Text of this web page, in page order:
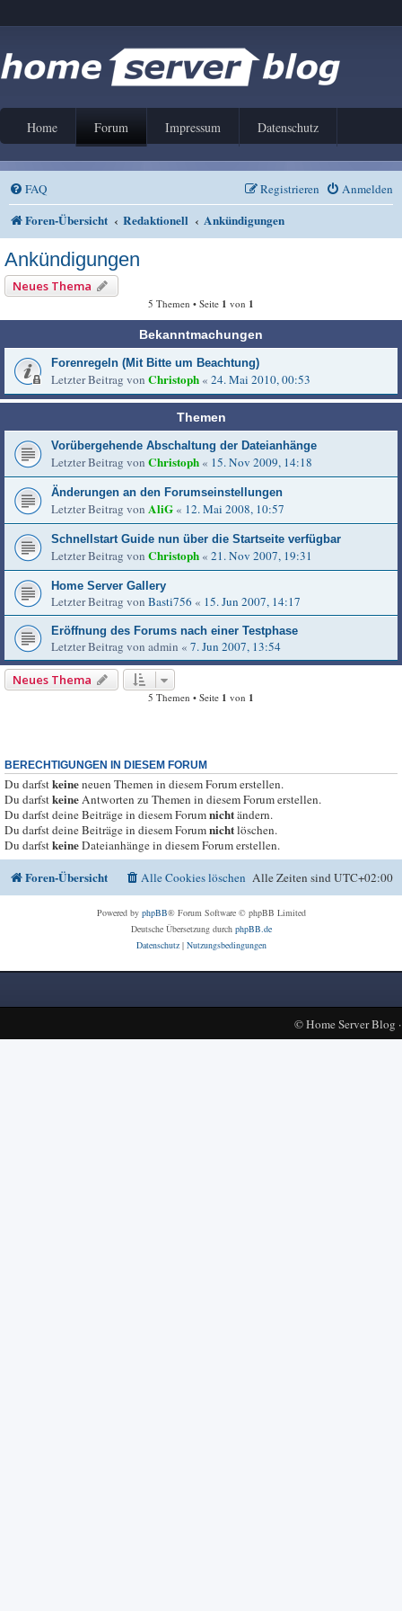
Home Forum Impressum Datenschutz
FAQ Anmelden
Registrieren
Foren-Übersicht Redaktionell Ankündigungen
Ankündigungen
Neues Thema
5 Themen • Seite 1 von 1
Bekanntmachungen
Forenregeln (Mit Bitte um Beachtung)
Letzter Beitrag von Christoph « 24. Mai 2010, 00:53
Themen
Vorübergehende Abschaltung der Dateianhänge
Letzter Beitrag von Christoph « 15. Nov 2009, 14:18
Änderungen an den Forumseinstellungen
Letzter Beitrag von AliG « 12. Mai 2008, 10:57
Schnellstart Guide nun über die Startseite verfügbar
Letzter Beitrag von Christoph « 21. Nov 2007, 19:31
Home Server Gallery
Letzter Beitrag von Basti756 « 15. Jun 2007, 14:17
Eröffnung des Forums nach einer Testphase
Letzter Beitrag von admin « 7. Jun 2007, 13:54
Neues Thema
5 Themen • Seite 1 von 1
BERECHTIGUNGEN IN DIESEM FORUM
Du darfstkeineneuen Themen in diesem Forum erstellen.
Du darfstkeineAntworten zu Themen in diesem Forum erstellen.
Du darfst deine Beiträge in diesem Forumnichtändern.
Du darfst deine Beiträge in diesem Forumnichtlöschen.
Du darfstkeineDateianhänge in diesem Forum erstellen.
Foren-Übersicht Alle Zeiten sindUTC+02:00
Alle Cookies löschen
Powered by phpBB® Forum Software © phpBB Limited
Deutsche Übersetzung durch phpBB.de
Datenschutz| Nutzungsbedingungen
©Home Server Blog